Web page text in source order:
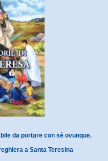
da portare con sé ovunque.
a Santa Teresina